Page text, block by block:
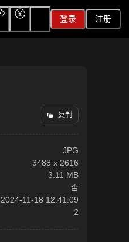
登录 注册
复制
JPG
3488 x 2616
3.11 MB
否
2024-11-18 12:41:09
2